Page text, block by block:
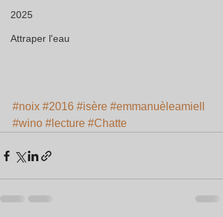
2025
Attraper l'eau
#noix #2016 #isère #emmanuèleamiell
#wino #lecture #Chatte